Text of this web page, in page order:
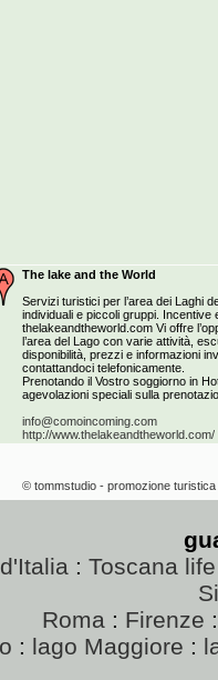
The lake and the World
Servizi turistici per l’area dei Laghi
individuali e piccoli gruppi. Incentive
thelakeandtheworld.com Vi offre
l’area del Lago con varie attività,
disponibilità, prezzi e informazioni
contattandoci telefonicamente.
Prenotando il Vostro soggiorno in
agevolazioni speciali sulla
info@comoincoming.com
http://www.thelakeandtheworld.com/
© tommstudio - promozione turistica
: Toscana
Roma: Firenze
: lago Maggiore :